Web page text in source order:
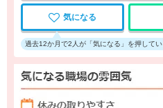
気になる
過去12か月で2人が「気になる」を押して